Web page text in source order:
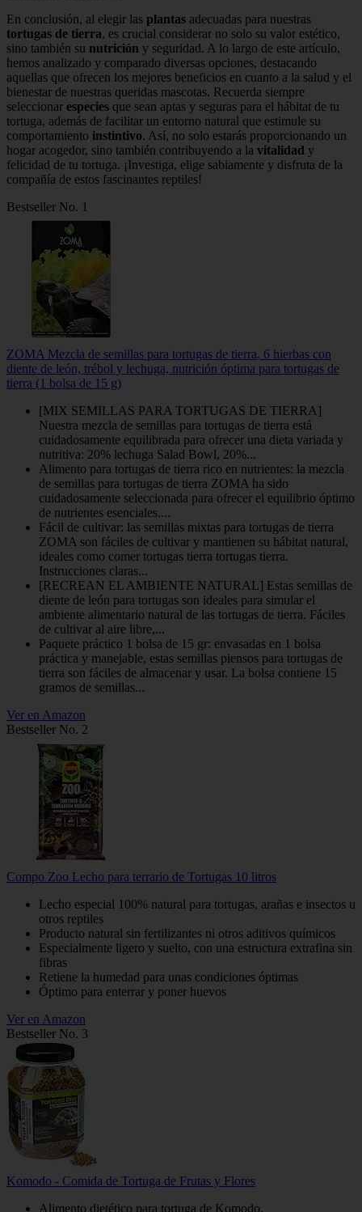
En conclusión, al elegir las plantas adecuadas para nuestras
tortugas de tierra, es crucial considerar no solo su valor estético,
sino también su nutrición y seguridad. A lo largo de este artículo,
hemos analizado y comparado diversas opciones, destacando
aquellas que ofrecen los mejores beneficios en cuanto a la salud y el
bienestar de nuestras queridas mascotas. Recuerda siempre
seleccionar especies que sean aptas y seguras para el hábitat de tu
tortuga, además de facilitar un entorno natural que estimule su
comportamiento instintivo. Así, no solo estarás proporcionando un
hogar acogedor, sino también contribuyendo a la vitalidad y
felicidad de tu tortuga. ¡Investiga, elige sabiamente y disfruta de la
compañía de estos fascinantes reptiles!
Bestseller No. 1
ZOMA Mezcla de semillas para tortugas de tierra, 6 hierbas con
diente de león, trébol y lechuga, nutrición óptima para tortugas de
tierra (1 bolsa de 15 g)
[MIX SEMILLAS PARA TORTUGAS DE TIERRA]
Nuestra mezcla de semillas para tortugas de tierra está
cuidadosamente equilibrada para ofrecer una dieta variada y
nutritiva: 20% lechuga Salad Bowl, 20%...
Alimento para tortugas de tierra rico en nutrientes: la mezcla
de semillas para tortugas de tierra ZOMA ha sido
cuidadosamente seleccionada para ofrecer el equilibrio óptimo
de nutrientes esenciales....
Fácil de cultivar: las semillas mixtas para tortugas de tierra
ZOMA son fáciles de cultivar y mantienen su hábitat natural,
ideales como comer tortugas tierra tortugas tierra.
Instrucciones claras...
[RECREAN EL AMBIENTE NATURAL] Estas semillas de
diente de león para tortugas son ideales para simular el
ambiente alimentario natural de las tortugas de tierra. Fáciles
de cultivar al aire libre,...
Paquete práctico 1 bolsa de 15 gr: envasadas en 1 bolsa
práctica y manejable, estas semillas piensos para tortugas de
tierra son fáciles de almacenar y usar. La bolsa contiene 15
gramos de semillas...
Ver en Amazon
Bestseller No. 2
Compo Zoo Lecho para terrario de Tortugas 10 litros
Lecho especial 100% natural para tortugas, arañas e insectos u
otros reptiles
Producto natural sin fertilizantes ni otros aditivos químicos
Especialmente ligero y suelto, con una estructura extrafina sin
fibras
Retiene la humedad para unas condiciones óptimas
Óptimo para enterrar y poner huevos
Ver en Amazon
Bestseller No. 3
Komodo - Comida de Tortuga de Frutas y Flores
Alimento dietético para tortuga de Komodo.